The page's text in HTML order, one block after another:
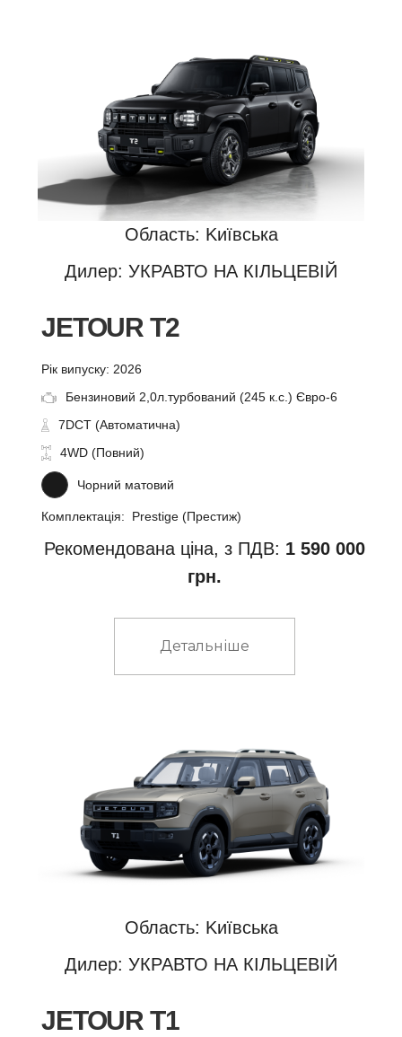
Область: Kиївська
Дилер: УКРАВТО НА КІЛЬЦЕВІЙ
JETOUR T2
Рік випуску: 2026
Бензиновий 2,0л.турбований (245 к.с.) Євро-6
7DCT (Автоматична)
4WD (Повний)
Чорний матовий
Комплектація: Prestige (Престиж)
Рекомендована ціна, з ПДВ: 1 590 000
грн.
Детальніше
Область: Kиївська
Дилер: УКРАВТО НА КІЛЬЦЕВІЙ
JETOUR T1